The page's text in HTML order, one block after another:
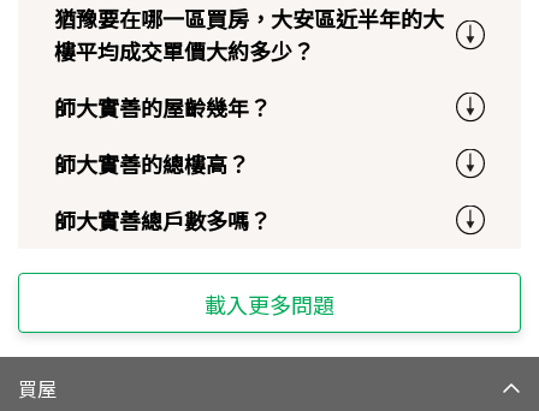
猶豫要在哪一區買房，大安區近半年的大
樓平均成交單價大約多少？
師大實善的屋齡幾年？
師大實善的總樓高？
師大實善總戶數多嗎？
載入更多問題
買屋